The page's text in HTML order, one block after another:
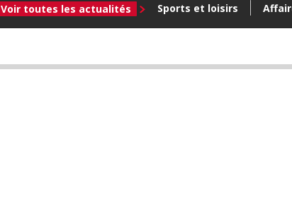
Voir toutes les actualités Sports et loisirs